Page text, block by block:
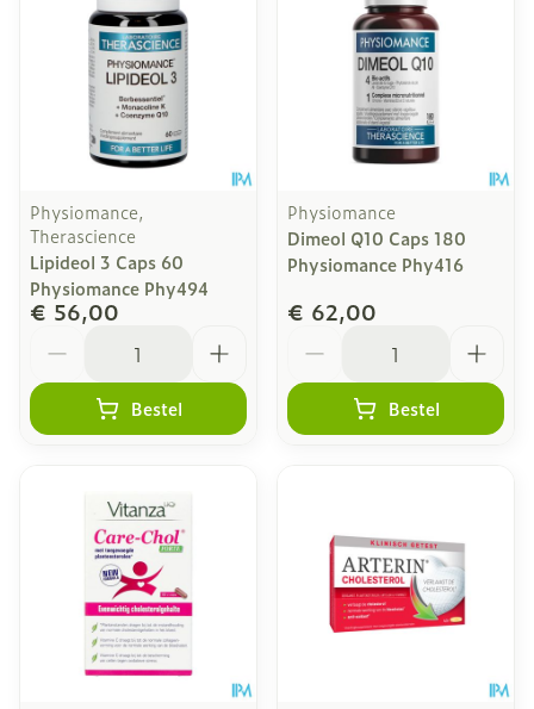
Physiomance,
Therascience
Lipideol 3 Caps 60
Physiomance Phy494
€ 56,00
Bestel
Physiomance
Dimeol Q10 Caps 180
Physiomance Phy416
€ 62,00
Bestel